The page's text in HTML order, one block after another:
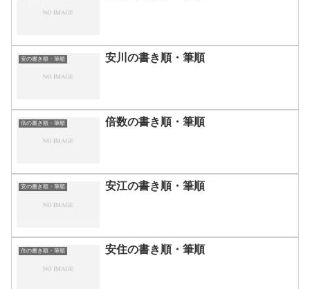
安の書き順・筆順 安川の書き順・筆順
倍の書き順・筆順 倍数の書き順・筆順
安の書き順・筆順 安江の書き順・筆順
住の書き順・筆順 安住の書き順・筆順